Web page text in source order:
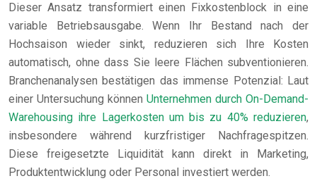
Dieser Ansatz transformiert einen Fixkostenblock in eine
variable Betriebsausgabe. Wenn Ihr Bestand nach der
Hochsaison wieder sinkt, reduzieren sich Ihre Kosten
automatisch, ohne dass Sie leere Flächen subventionieren.
Branchenanalysen bestätigen das immense Potenzial: Laut
einer Untersuchung können Unternehmen durch On-Demand-
Warehousing ihre Lagerkosten um bis zu 40% reduzieren,
insbesondere während kurzfristiger Nachfragespitzen.
Diese freigesetzte Liquidität kann direkt in Marketing,
Produktentwicklung oder Personal investiert werden.